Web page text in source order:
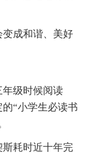
成和谐、美好
年级时候阅读
“小学生必读书
斯耗时近十年完